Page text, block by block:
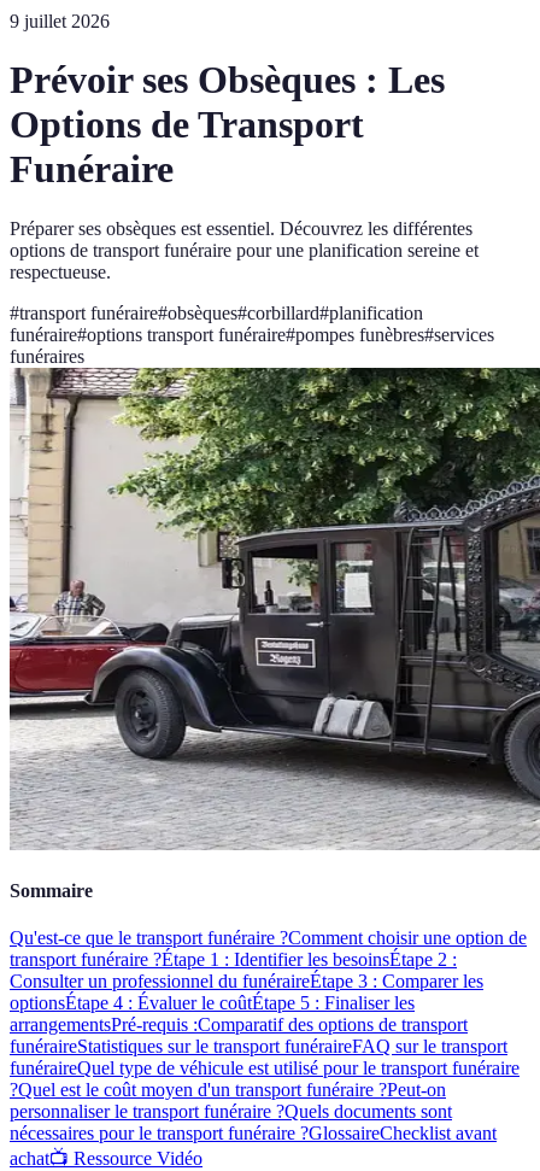
9 juillet 2026
Prévoir ses Obsèques : Les
Options de Transport
Funéraire
Préparer ses obsèques est essentiel. Découvrez les différentes
options de transport funéraire pour une planification sereine et
respectueuse.
#transport funéraire#obsèques#corbillard#planification
funéraire#options transport funéraire#pompes funèbres#services
funéraires
Sommaire
Qu'est-ce que le transport funéraire ?Comment choisir une option de
transport funéraire ?Étape 1 : Identifier les besoinsÉtape 2 :
Consulter un professionnel du funéraireÉtape 3 : Comparer les
optionsÉtape 4 : Évaluer le coûtÉtape 5 : Finaliser les
arrangementsPré-requis :Comparatif des options de transport
funéraireStatistiques sur le transport funéraireFAQ sur le transport
funéraireQuel type de véhicule est utilisé pour le transport funéraire
?Quel est le coût moyen d'un transport funéraire ?Peut-on
personnaliser le transport funéraire ?Quels documents sont
nécessaires pour le transport funéraire ?GlossaireChecklist avant
achat📺 Ressource Vidéo